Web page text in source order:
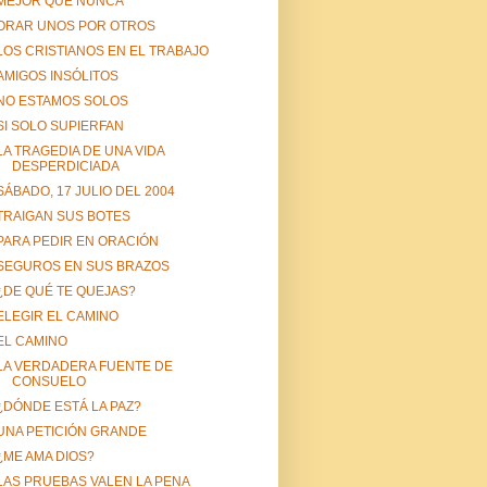
UNOS POR OTROS
CRISTIANOS EN EL TRABAJO
INSÓLITOS
ESTAMOS SOLOS
SOLO SUPIERFAN
TRAGEDIA DE UNA VIDA
DESPERDICIADA
17 JULIO DEL 2004
SUS BOTES
PEDIR EN ORACIÓN
EN SUS BRAZOS
QUÉ TE QUEJAS?
EL CAMINO
CAMINO
VERDADERA FUENTE DE
CONSUELO
ESTÁ LA PAZ?
PETICIÓN GRANDE
AMA DIOS?
PRUEBAS VALEN LA PENA